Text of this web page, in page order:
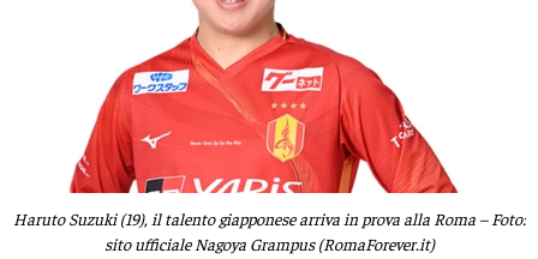
Haruto Suzuki (19), il talento giapponese arriva in prova alla Roma – Foto:
sito ufficiale Nagoya Grampus (RomaForever.it)